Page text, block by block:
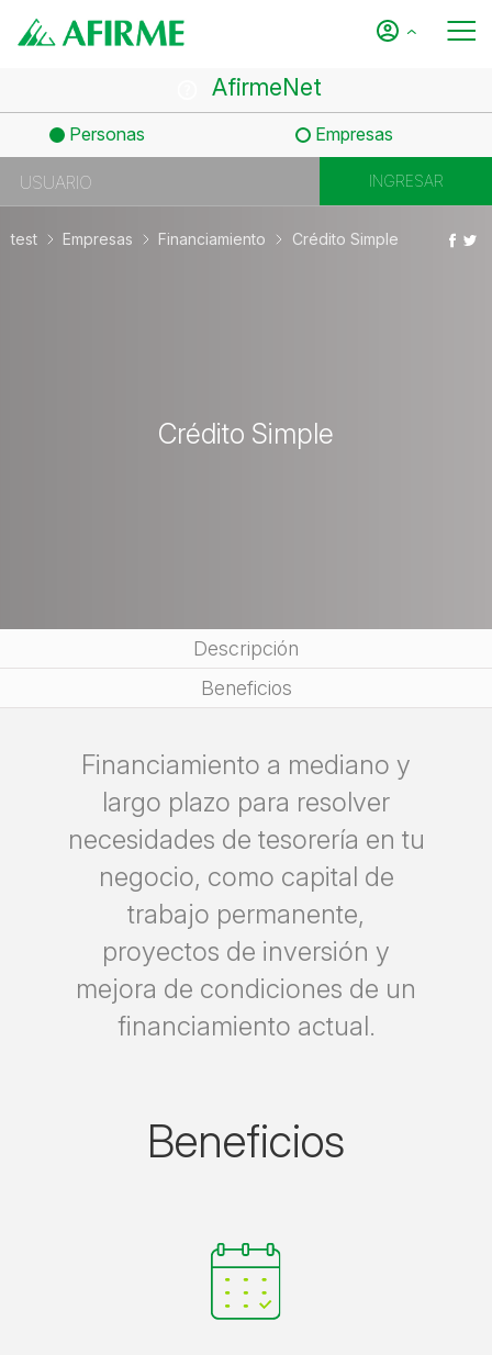
AfirmeNet
Personas Empresas
test Empresas Financiamiento Crédito Simple
Crédito Simple
Descripción
Beneficios
Financiamiento a mediano y
largo plazo para resolver
necesidades de tesorería en tu
negocio, como capital de
trabajo permanente,
proyectos de inversión y
mejora de condiciones de un
financiamiento actual.
Beneficios